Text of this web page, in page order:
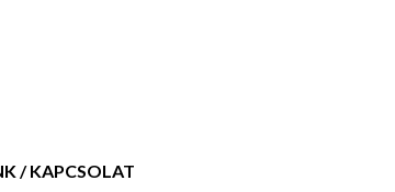
/ KAPCSOLAT